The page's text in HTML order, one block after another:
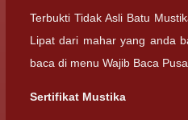
Terbukti Tidak Asli Batu
Lipat dari mahar yang anda
baca di menu Wajib Baca
Sertifikat Mustika